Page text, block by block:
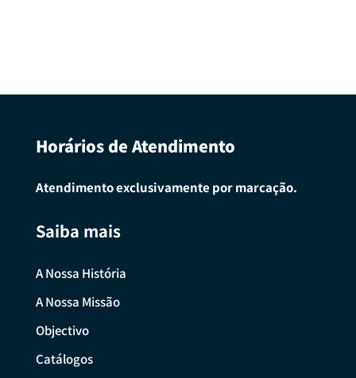
Horários de Atendimento
Atendimento exclusivamente por marcação.
Saiba mais
A Nossa História
A Nossa Missão
Objectivo
Catálogos